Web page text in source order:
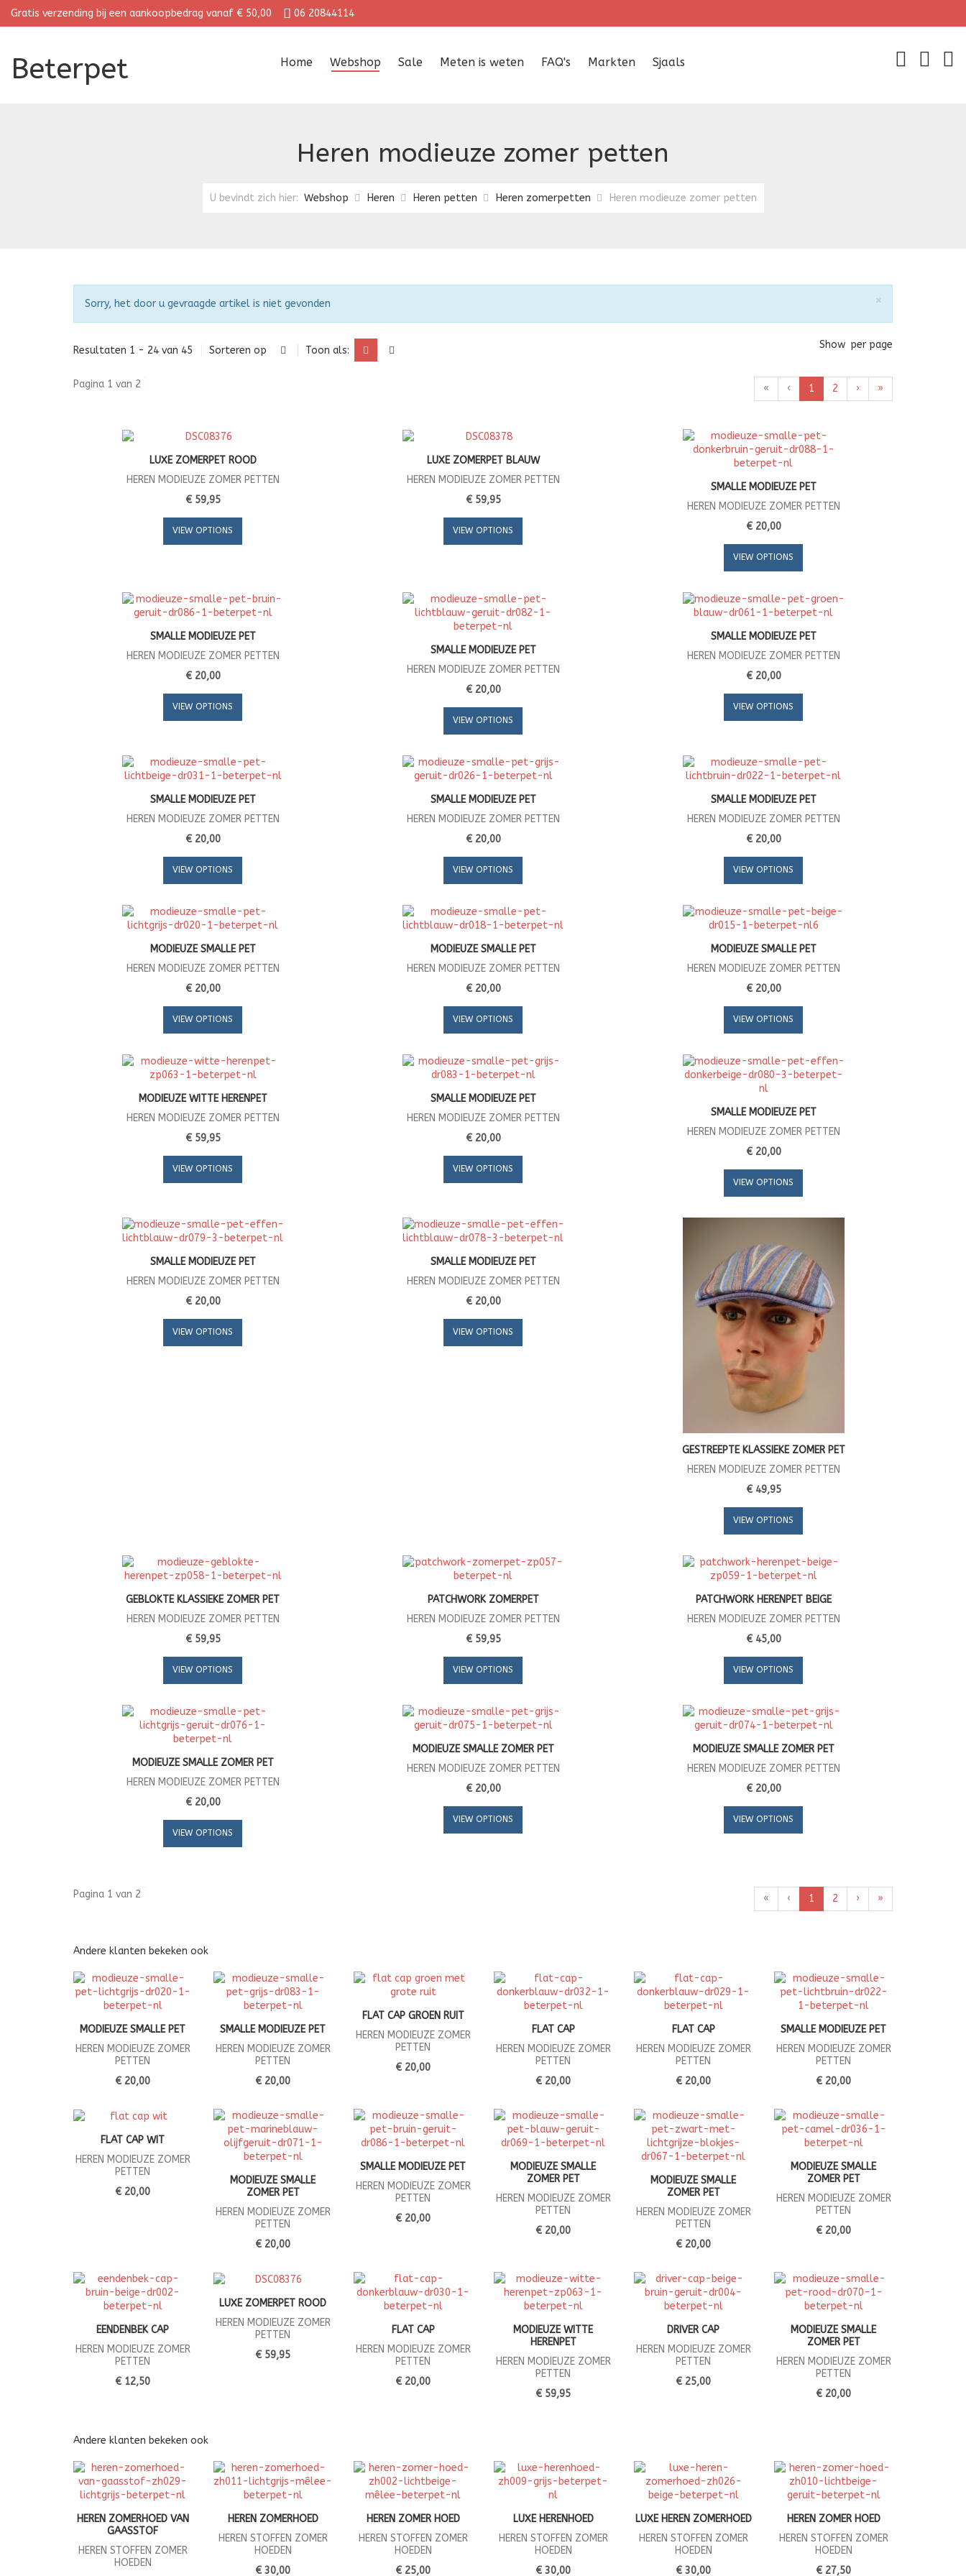
Gratis verzending bij een aankoopbedrag vanaf € 50,00 06 20844114
Beterpet Home Webshop Sale Meten is weten FAQ's Markten Sjaals
Heren modieuze zomer petten
U bevindt zich hier: Webshop Heren Heren petten Heren zomerpetten Heren modieuze zomer petten
×
Attentie
Sorry, het door u gevraagde artikel is niet gevonden
Resultaten 1 - 24 van 45 Sorteren op Toon als: Show per page
Pagina 1 van 2 « ‹ 1 2 › »
LUXE ZOMERPET ROOD
HEREN MODIEUZE ZOMER PETTEN
€ 59,95
VIEW OPTIONS
LUXE ZOMERPET BLAUW
HEREN MODIEUZE ZOMER PETTEN
€ 59,95
VIEW OPTIONS
SMALLE MODIEUZE PET
HEREN MODIEUZE ZOMER PETTEN
€ 20,00
VIEW OPTIONS
SMALLE MODIEUZE PET
HEREN MODIEUZE ZOMER PETTEN
€ 20,00
VIEW OPTIONS
SMALLE MODIEUZE PET
HEREN MODIEUZE ZOMER PETTEN
€ 20,00
VIEW OPTIONS
SMALLE MODIEUZE PET
HEREN MODIEUZE ZOMER PETTEN
€ 20,00
VIEW OPTIONS
SMALLE MODIEUZE PET
HEREN MODIEUZE ZOMER PETTEN
€ 20,00
VIEW OPTIONS
SMALLE MODIEUZE PET
HEREN MODIEUZE ZOMER PETTEN
€ 20,00
VIEW OPTIONS
SMALLE MODIEUZE PET
HEREN MODIEUZE ZOMER PETTEN
€ 20,00
VIEW OPTIONS
MODIEUZE SMALLE PET
HEREN MODIEUZE ZOMER PETTEN
€ 20,00
VIEW OPTIONS
MODIEUZE SMALLE PET
HEREN MODIEUZE ZOMER PETTEN
€ 20,00
VIEW OPTIONS
MODIEUZE SMALLE PET
HEREN MODIEUZE ZOMER PETTEN
€ 20,00
VIEW OPTIONS
MODIEUZE WITTE HERENPET
HEREN MODIEUZE ZOMER PETTEN
€ 59,95
VIEW OPTIONS
SMALLE MODIEUZE PET
HEREN MODIEUZE ZOMER PETTEN
€ 20,00
VIEW OPTIONS
SMALLE MODIEUZE PET
HEREN MODIEUZE ZOMER PETTEN
€ 20,00
VIEW OPTIONS
SMALLE MODIEUZE PET
HEREN MODIEUZE ZOMER PETTEN
€ 20,00
VIEW OPTIONS
SMALLE MODIEUZE PET
HEREN MODIEUZE ZOMER PETTEN
€ 20,00
VIEW OPTIONS
GESTREEPTE KLASSIEKE ZOMER PET
HEREN MODIEUZE ZOMER PETTEN
€ 49,95
VIEW OPTIONS
GEBLOKTE KLASSIEKE ZOMER PET
HEREN MODIEUZE ZOMER PETTEN
€ 59,95
VIEW OPTIONS
PATCHWORK ZOMERPET
HEREN MODIEUZE ZOMER PETTEN
€ 59,95
VIEW OPTIONS
PATCHWORK HERENPET BEIGE
HEREN MODIEUZE ZOMER PETTEN
€ 45,00
VIEW OPTIONS
MODIEUZE SMALLE ZOMER PET
HEREN MODIEUZE ZOMER PETTEN
€ 20,00
VIEW OPTIONS
MODIEUZE SMALLE ZOMER PET
HEREN MODIEUZE ZOMER PETTEN
€ 20,00
VIEW OPTIONS
MODIEUZE SMALLE ZOMER PET
HEREN MODIEUZE ZOMER PETTEN
€ 20,00
VIEW OPTIONS
Pagina 1 van 2 « ‹ 1 2 › »
Andere klanten bekeken ook
MODIEUZE SMALLE PET
HEREN MODIEUZE ZOMER
PETTEN
€ 20,00
SMALLE MODIEUZE PET
HEREN MODIEUZE ZOMER
PETTEN
€ 20,00
FLAT CAP GROEN RUIT
HEREN MODIEUZE ZOMER
PETTEN
€ 20,00
FLAT CAP
HEREN MODIEUZE ZOMER
PETTEN
€ 20,00
FLAT CAP
HEREN MODIEUZE ZOMER
PETTEN
€ 20,00
SMALLE MODIEUZE PET
HEREN MODIEUZE ZOMER
PETTEN
€ 20,00
FLAT CAP WIT
HEREN MODIEUZE ZOMER
PETTEN
€ 20,00
MODIEUZE SMALLE
ZOMER PET
HEREN MODIEUZE ZOMER
PETTEN
€ 20,00
SMALLE MODIEUZE PET
HEREN MODIEUZE ZOMER
PETTEN
€ 20,00
MODIEUZE SMALLE
ZOMER PET
HEREN MODIEUZE ZOMER
PETTEN
€ 20,00
MODIEUZE SMALLE
ZOMER PET
HEREN MODIEUZE ZOMER
PETTEN
€ 20,00
MODIEUZE SMALLE
ZOMER PET
HEREN MODIEUZE ZOMER
PETTEN
€ 20,00
EENDENBEK CAP
HEREN MODIEUZE ZOMER
PETTEN
€ 12,50
LUXE ZOMERPET ROOD
HEREN MODIEUZE ZOMER
PETTEN
€ 59,95
FLAT CAP
HEREN MODIEUZE ZOMER
PETTEN
€ 20,00
MODIEUZE WITTE
HERENPET
HEREN MODIEUZE ZOMER
PETTEN
€ 59,95
DRIVER CAP
HEREN MODIEUZE ZOMER
PETTEN
€ 25,00
MODIEUZE SMALLE
ZOMER PET
HEREN MODIEUZE ZOMER
PETTEN
€ 20,00
Andere klanten bekeken ook
HEREN ZOMERHOED VAN
GAASSTOF
HEREN STOFFEN ZOMER
HOEDEN
HEREN ZOMERHOED
HEREN STOFFEN ZOMER
HOEDEN
€ 30,00
HEREN ZOMER HOED
HEREN STOFFEN ZOMER
HOEDEN
€ 25,00
LUXE HERENHOED
HEREN STOFFEN ZOMER
HOEDEN
€ 30,00
LUXE HEREN ZOMERHOED
HEREN STOFFEN ZOMER
HOEDEN
€ 30,00
HEREN ZOMER HOED
HEREN STOFFEN ZOMER
HOEDEN
€ 27,50